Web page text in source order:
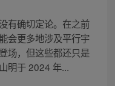
有确切定论。在之前
会更多地涉及平行宇
场，但这些都还只是
明于 2024 年...